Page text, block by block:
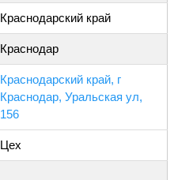
Краснодарский край
Краснодар
Краснодарский край, г
Краснодар, Уральская ул,
156
Цех